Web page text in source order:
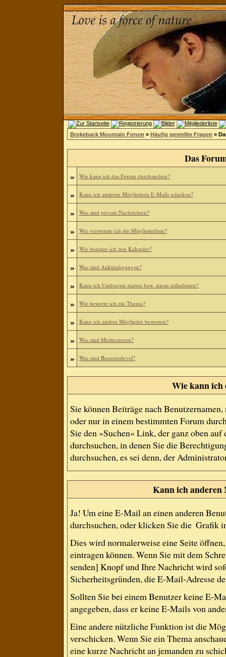
Brokeback Mountain Forum » Häufig gestellte Fragen »
Das
» Wie kann ich das Forum durchsuchen?
» Kann ich anderen Mitgliedern E-Mails schicken?
» Was sind private Nachrichten?
» Wie verwende ich die Mitgliederliste?
» Wie benutze ich den Kalender?
» Was sind Ankündigungen?
» Kann ich Umfragen starten bzw. daran teilnehmen?
» Wie bewerte ich ein Thema?
» Kann ich andere Mitglieder bewerten?
» Was sind Moderatoren?
» Was sind Benutzerlevel?
Wie kann ich
Sie können Beiträge nach
oder nur in einem bestimmten Forum
Sie den »Suchen« Link, der ganz oben
durchsuchen, in denen Sie die
durchsuchen, es sei denn, der
Kann ich
Ja! Um eine E-Mail an einen anderen
durchsuchen, oder klicken Sie die Grafik
Dies wird normalerweise eine Seite
eintragen können. Wenn Sie mit dem
senden] Knopf und Ihre Nachricht wird
Sicherheitsgründen, die E-Mail-Adresse
Sollten Sie bei einem Benutzer keine E-
angegeben, dass er keine E-Mails von
Eine andere nützliche Funktion ist die
verschicken. Wenn Sie ein Thema
eine kurze Nachricht an jemanden zu